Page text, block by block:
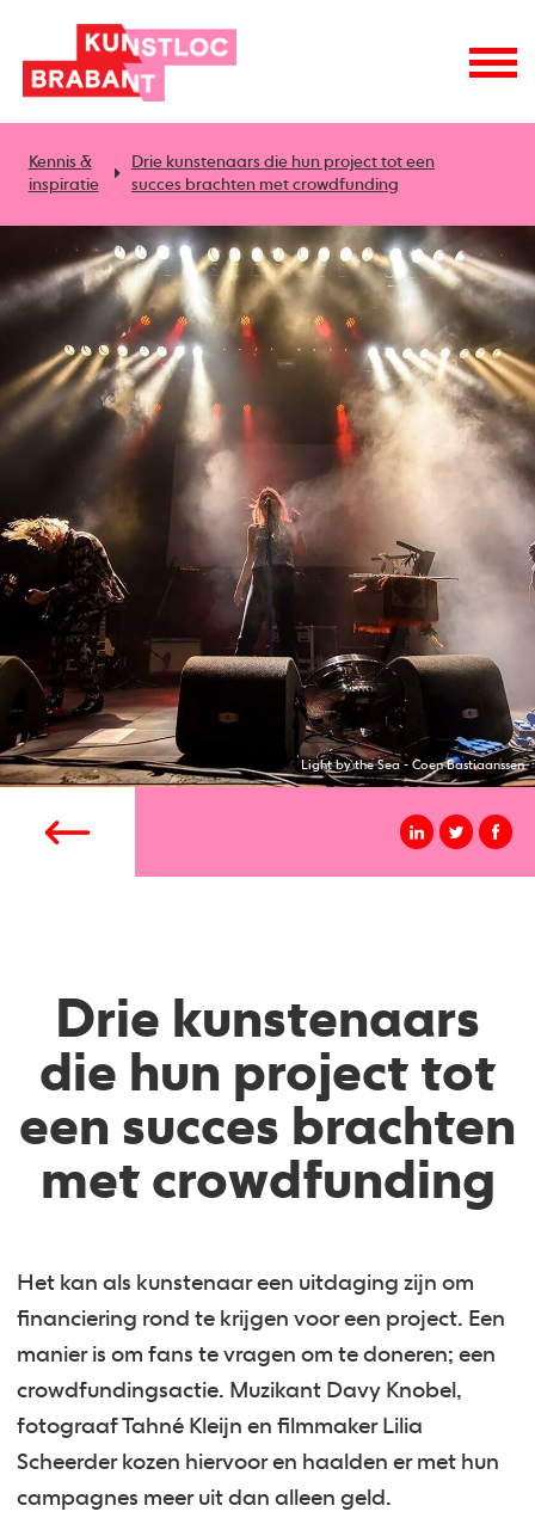
Kennis &
inspiratie
Drie kunstenaars die hun project tot een
succes brachten met crowdfunding
Light by the Sea - Coen Bastiaanssen
Drie kunstenaars
die hun project tot
een succes brachten
met crowdfunding
Het kan als kunstenaar een uitdaging zijn om
financiering rond te krijgen voor een project. Een
manier is om fans te vragen om te doneren; een
crowdfundingsactie. Muzikant Davy Knobel,
fotograaf Tahné Kleijn en filmmaker Lilia
Scheerder kozen hiervoor en haalden er met hun
campagnes meer uit dan alleen geld.